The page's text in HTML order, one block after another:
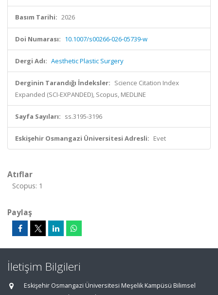
Basım Tarihi: 2026
Doi Numarası: 10.1007/s00266-026-05739-w
Dergi Adı: Aesthetic Plastic Surgery
Derginin Tarandığı İndeksler: Science Citation Index
Expanded (SCI-EXPANDED), Scopus, MEDLINE
Sayfa Sayıları: ss.3195-3196
Eskişehir Osmangazi Üniversitesi Adresli: Evet
Atıflar
Scopus: 1
Paylaş
İletişim Bilgileri
Eskişehir Osmangazi Üniversitesi Meşelik Kampüsü Bilimsel